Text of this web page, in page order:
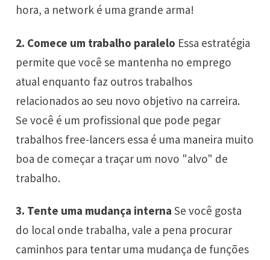
hora, a network é uma grande arma!
2. Comece um trabalho paralelo Essa estratégia
permite que você se mantenha no emprego
atual enquanto faz outros trabalhos
relacionados ao seu novo objetivo na carreira.
Se você é um profissional que pode pegar
trabalhos free-lancers essa é uma maneira muito
boa de começar a traçar um novo "alvo" de
trabalho.
3. Tente uma mudança internaSe você gosta
do local onde trabalha, vale a pena procurar
caminhos para tentar uma mudança de funções